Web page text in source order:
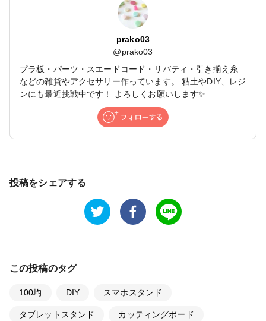
prako03
@prako03
プラ板・パーツ・スエードコード・リバティ・引き揃え糸
などの雑貨やアクセサリー作っています。 粘土やDIY、レジ
ンにも最近挑戦中です！ よろしくお願いします✨
投稿をシェアする
この投稿のタグ
100均 DIY スマホスタンド
タブレットスタンド カッティングボード